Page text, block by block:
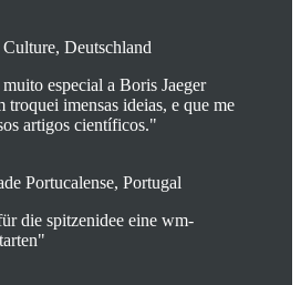
Deutschland
especial a Boris Jaeger
imensas ideias, e que me
artigos científicos."
Portucalense, Portugal
die spitzenidee eine wm-